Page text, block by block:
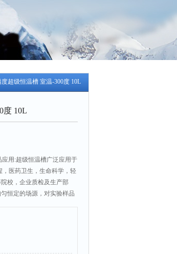
度超级恒温槽 室温-300度 10L
度 10L
应用:超级恒温槽广泛应用于
医药卫生，生命科学，轻
校，企业质检及生产部
恒定的场源，对实验样品
为直接加热或制冷和辅助